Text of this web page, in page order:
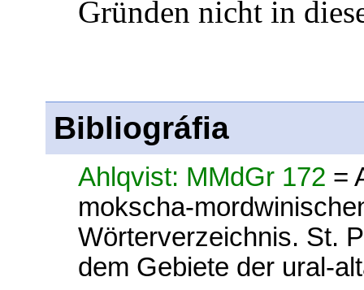
Gründen nicht in
Bibliográfia
Ahlqvist: MMdGr 172 =
mokscha-
Wörterverzeichnis. St.
dem Gebiete der ural-